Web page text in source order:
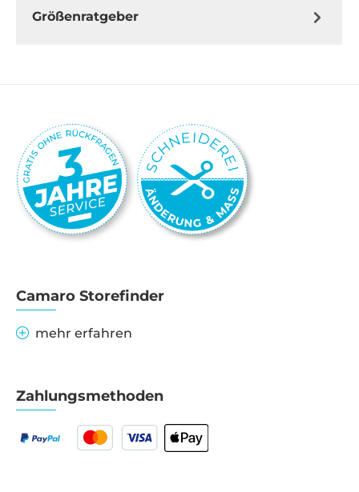
Größenratgeber
Camaro Storefinder
mehr erfahren
Zahlungsmethoden